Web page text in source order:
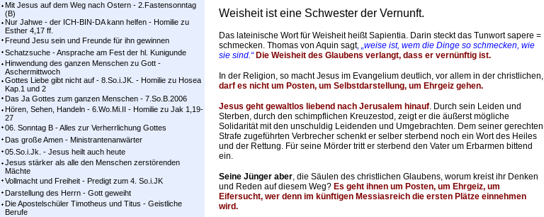
Mit Jesus auf dem Weg nach Ostern - 2.Fastensonntag
(B)
Nur Jahwe - der ICH-BIN-DA kann helfen - Homilie zu
Esther 4,17 ff.
Freund Jesu sein und Freunde für ihn gewinnen
Schatzsuche - Ansprache am Fest der hl. Kunigunde
Hinwendung des ganzen Menschen zu Gott -
Aschermittwoch
Gottes Liebe gibt nicht auf - 8.So.i.JK. - Homilie zu Hosea
Kap.1 und 2
Das Ja Gottes zum ganzen Menschen - 7.So.B.2006
Hören, Sehen, Handeln - 6.Wo.Mi.II - Homilie zu Jak 1,19-
27
06. Sonntag B - Alles zur Verherrlichung Gottes
Das große Amen - Ministrantenanwärter
05.So.i.Jk. - Jesus heilt auch heute
Jesus stärker als alle den Menschen zerstörenden
Mächte
Vollmacht und Freiheit - Predigt zum 4. So.i.JK
Darstellung des Herrn - Gott geweiht
Die Apostelschüler Timotheus und Titus - Geistliche
Berufe
Weisheit ist eine Schwester der Vernunft.
Das lateinische Wort für Weisheit heißt Sapientia. Darin steckt das Tunwort sapere =
schmecken. Thomas von Aquin sagt, „weise ist, wem die Dinge so schmecken, wie
sie sind.“ Die Weisheit des Glaubens verlangt, dass er vernünftig ist.
In der Religion, so macht Jesus im Evangelium deutlich, vor allem in der christlichen,
darf es nicht um Posten, um Selbstdarstellung, um Ehrgeiz gehen.
Jesus geht gewaltlos liebend nach Jerusalem hinauf. Durch sein Leiden und
Sterben, durch den schimpflichen Kreuzestod, zeigt er die äußerst mögliche
Solidarität mit den unschuldig Leidenden und Umgebrachten. Dem seiner gerechten
Strafe zugeführten Verbrecher schenkt er selber sterbend noch ein Wort des Heiles
und der Rettung. Für seine Mörder tritt er sterbend den Vater um Erbarmen bittend
ein.
Seine Jünger aber, die Säulen des christlichen Glaubens, worum kreist ihr Denken
und Reden auf diesem Weg? Es geht ihnen um Posten, um Ehrgeiz, um
Eifersucht, wer denn im künftigen Messiasreich die ersten Plätze einnehmen
wird.